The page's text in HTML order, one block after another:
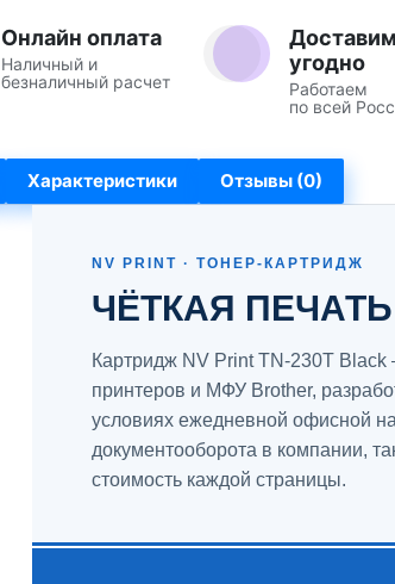
Онлайн оплата
Наличный и
безналичный расчет
угодно
Работаем
по всей
Характеристики Отзывы (0)
NV PRINT · ТОНЕР-КАРТРИДЖ
ЧЁТКАЯ
Картридж NV Print TN-230T
принтеров и МФУ Brother,
условиях ежедневной офисной
документооборота в компании,
стоимость каждой страницы.